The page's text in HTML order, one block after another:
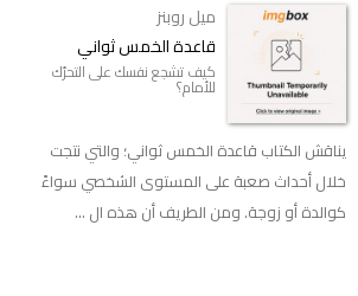
ميل روبنز
قاعدة الخمس ثواني
كيف تشجع نفسك على التحرّك
للأمام؟
يناقش الكتاب قاعدة الخمس ثواني؛ والتي نتجت
خلال أحداث صعبة على المستوى الشخصي سواءً
كوالدة أو زوجة. ومن الطريف أن هذه ال ...